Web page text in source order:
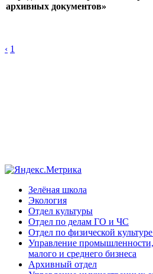
архивных документов»
‹ 1
Зелёная школа
Экология
Отдел культуры
Отдел по делам ГО и ЧС
Отдел по физической
Управление
малого и среднего бизнеса
Архивный отдел